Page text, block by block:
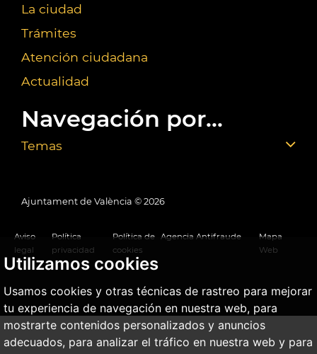
Utilizamos cookies
Usamos cookies y otras técnicas de rastreo para mejorar
tu experiencia de navegación en nuestra web, para
mostrarte contenidos personalizados y anuncios
adecuados, para analizar el tráfico en nuestra web y para
La ciudad
Trámites
Atención ciudadana
Actualidad
Navegación por...
Temas
Ajuntament de València © 2026
Aviso
legal
Política
privacidad
Política de
cookies
Agencia Antifraude
Mapa
Web